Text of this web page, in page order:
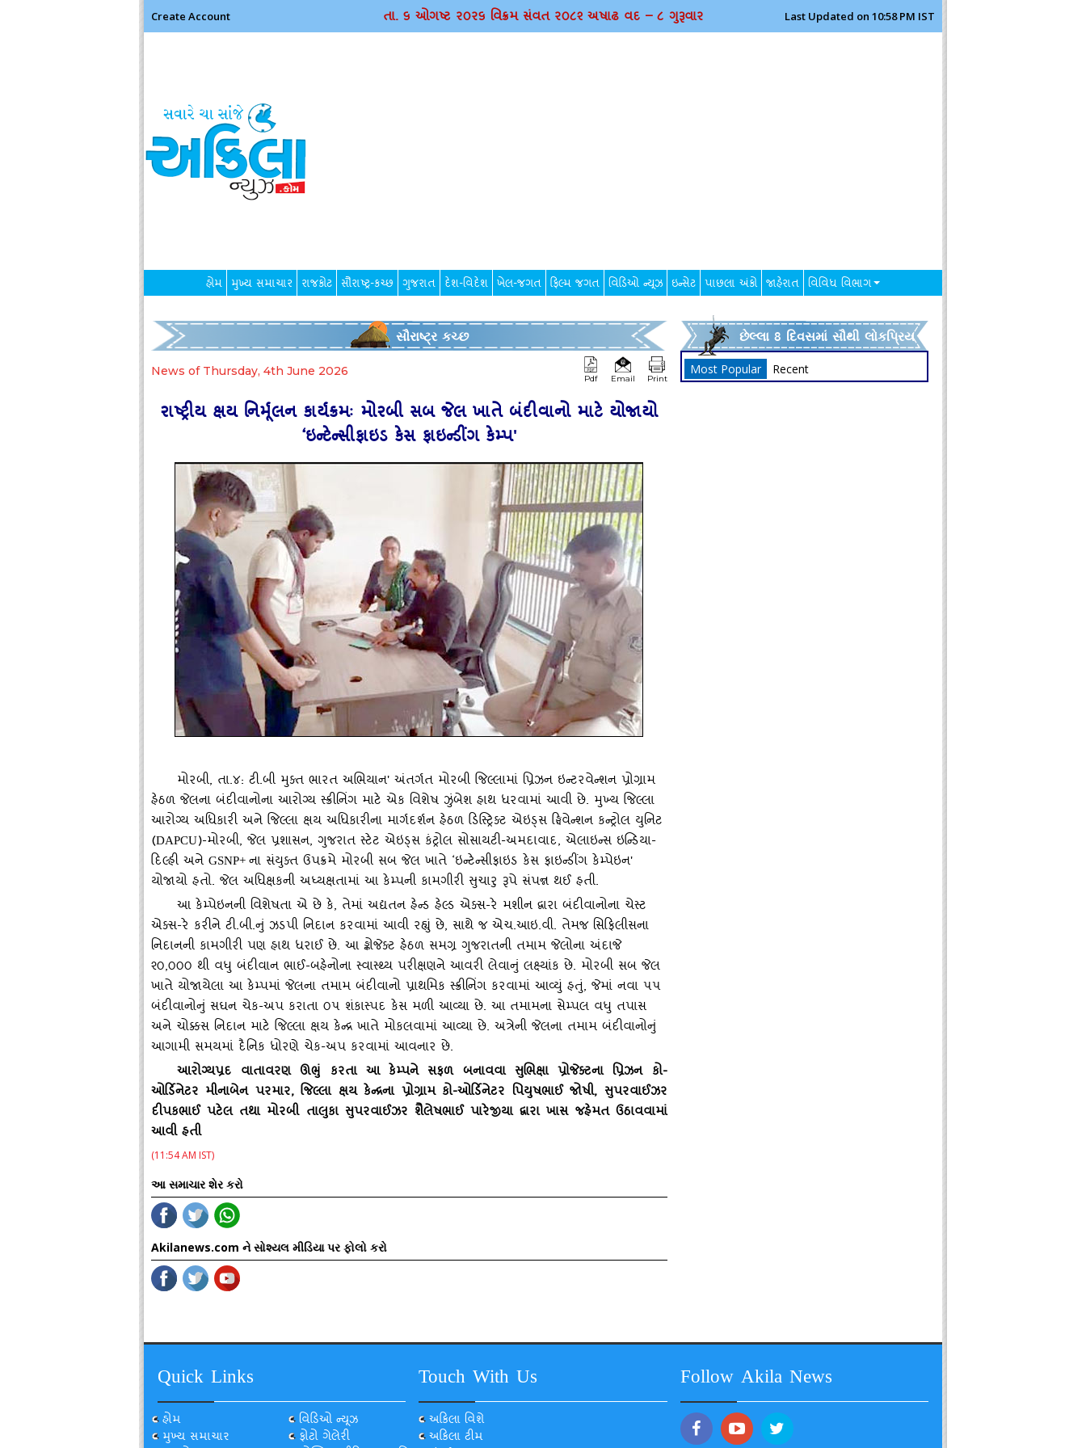
Create Account તા. ૬ ઓગષ્ટ ર૦ર૬ વિક્રમ સંવત ર૦૮૨ અષાઢ વદ – ૮ ગુરૂવાર Last Updated on 10:58 PM IST
હોમ મુખ્ય સમાચાર રાજકોટ સૌરાષ્ટ્ર-કચ્છ ગુજરાત દેશ-વિદેશ ખેલ-જગત ફિલ્મ જગત વિડિઓ ન્યૂઝ ઇન્સેટ પાછલા અંકો જાહેરાત વિવિધ વિભાગ
સૌરાષ્ટ્ર કચ્છ
News of Thursday, 4th June 2026
Pdf Email Print
રાષ્‍ટ્રીય ક્ષય નિર્મૂલન કાર્યક્રમઃ મોરબી સબ જેલ ખાતે બંદીવાનો માટે યોજાયો
‘ઇન્‍ટેન્‍સીફાઇડ કેસ ફાઇન્‍ડીંગ કેમ્‍પ'
મોરબી, તા.૪: ટી.બી મુક્‍ત ભારત અભિયાન' અંતર્ગત મોરબી જિલ્લામાં પ્રિઝન ઇન્‍ટરવેન્‍શન પ્રોગ્રામ
હેઠળ જેલના બંદીવાનોના આરોગ્‍ય સ્‍ક્રીનિંગ માટે એક વિશેષ ઝુંબેશ હાથ ધરવામાં આવી છે. મુખ્‍ય જિલ્લા
આરોગ્‍ય અધિકારી અને જિલ્લા ક્ષય અધિકારીના માર્ગદર્શન હેઠળ ડિસ્‍ટ્રિક્‍ટ એઇડ્‍સ ઙ્ઘિવેન્‍શન કન્‍ટ્રોલ યુનિટ
(DAPCU)-મોરબી, જેલ પ્રશાસન, ગુજરાત સ્‍ટેટ એઇડ્‍સ કંટ્રોલ સોસાયટી-અમદાવાદ, એલાઇન્‍સ ઇન્‍ડિયા-
દિલ્‍હી અને GSNP+ ના સંયુક્‍ત ઉપક્રમે મોરબી સબ જેલ ખાતે ‘ઇન્‍ટેન્‍સીફાઇડ કેસ ફાઇન્‍ડીંગ કેમ્‍પેઇન'
યોજાયો હતો. જેલ અધિક્ષકની અધ્‍યક્ષતામાં આ કેમ્‍પની કામગીરી સુચારુ રૂપે સંપન્ન થઈ હતી.
આ કેમ્‍પેઇનની વિશેષતા એ છે કે, તેમાં અદ્યતન હેન્‍ડ હેલ્‍ડ એક્‍સ-રે મશીન દ્વારા બંદીવાનોના ચેસ્‍ટ
એક્‍સ-રે કરીને ટી.બી.નું ઝડપી નિદાન કરવામાં આવી રહ્યું છે, સાથે જ એચ.આઇ.વી. તેમજ સિફિલીસના
નિદાનની કામગીરી પણ હાથ ધરાઈ છે. આ ઙ્કોજેક્‍ટ હેઠળ સમગ્ર ગુજરાતની તમામ જેલોના અંદાજે
૨૦,૦૦૦ થી વધુ બંદીવાન ભાઈ-બહેનોના સ્‍વાસ્‍થ્‍ય પરીક્ષણને આવરી લેવાનું લક્ષ્યાંક છે. મોરબી સબ જેલ
ખાતે યોજાયેલા આ કેમ્‍પમાં જેલના તમામ બંદીવાનો પ્રાથમિક સ્‍ક્રીનિંગ કરવામાં આવ્‍યું હતું, જેમાં નવા ૫૫
બંદીવાનોનું સઘન ચેક-અપ કરાતા ૦૫ શંકાસ્‍પદ કેસ મળી આવ્‍યા છે. આ તમામના સેમ્‍પલ વધુ તપાસ
અને ચોક્કસ નિદાન માટે જિલ્લા ક્ષય કેન્‍દ્ર ખાતે મોકલવામાં આવ્‍યા છે. અત્રેની જેલના તમામ બંદીવાનોનું
આગામી સમયમાં દૈનિક ધોરણે ચેક-અપ કરવામાં આવનાર છે.
આરોગ્‍યપ્રદ વાતાવરણ ઊભું કરતા આ કેમ્‍પને સફળ બનાવવા સુભિક્ષા પ્રોજેક્‍ટના પ્રિઝન કો-
ઓર્ડિનેટર મીનાબેન પરમાર, જિલ્લા ક્ષય કેન્‍દ્રના પ્રોગ્રામ કો-ઓર્ડિનેટર પિયુષભાઈ જોષી, સુપરવાઈઝર
દીપકભાઈ પટેલ તથા મોરબી તાલુકા સુપરવાઈઝર શૈલેષભાઈ પારેજીયા દ્વારા ખાસ જહેમત ઉઠાવવામાં
આવી હતી
(11:54 AM IST)
આ સમાચાર શેર કરો
Akilanews.com ને સોશ્યલ મીડિયા પર ફોલો કરો
છેલ્લા 8 દિવસમાં સૌથી લોકપ્રિય
Most Popular Recent
Quick Links
હોમ
મુખ્ય સમાચાર
વિડિઓ ન્યૂઝ
ફોટો ગેલેરી
Touch With Us
અકિલા વિશે
અકિલા ટીમ
Follow Akila News